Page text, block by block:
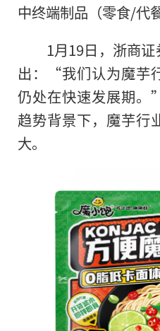
中终端制品（零食/代
1月19日，浙商
出：“我们认为魔芋
仍处在快速发展期
趋势背景下，魔芋行
大。